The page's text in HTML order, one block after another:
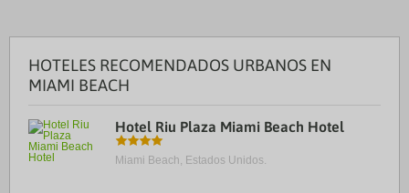
HOTELES RECOMENDADOS URBANOS EN
MIAMI BEACH
Hotel Riu Plaza Miami Beach Hotel
Miami Beach, Estados Unidos.